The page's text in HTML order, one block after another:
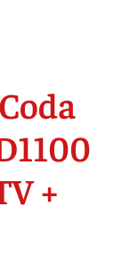
+